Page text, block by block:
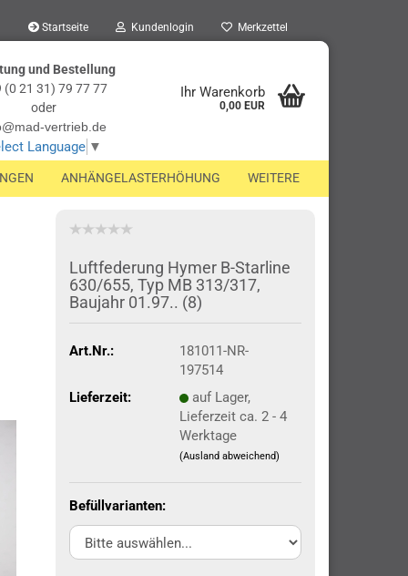
Startseite Kundenlogin Merkzettel
und Bestellung
(0 21 31) 79 77 77
oder
vertrieb.de
Language ▼
Ihr Warenkorb
0,00 EUR
ANHÄNGELASTERHÖHUNG WEITERE
Luftfederung Hymer B-Starline
630/655, Typ MB 313/317,
Baujahr 01.97.. (8)
Art.Nr.:
181011-NR-
197514
Lieferzeit:
auf Lager,
Lieferzeit ca. 2 - 4
Werktage
(Ausland abweichend)
Befüllvarianten: